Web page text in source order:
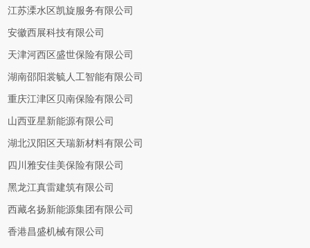
江苏溧水区凯旋服务有限公司
安徽西展科技有限公司
天津河西区盛世保险有限公司
湖南邵阳裳毓人工智能有限公司
重庆江津区贝南保险有限公司
山西亚星新能源有限公司
湖北汉阳区天瑞新材料有限公司
四川雅安佳美保险有限公司
黑龙江真雷建筑有限公司
西藏名扬新能源集团有限公司
香港昌盛机械有限公司